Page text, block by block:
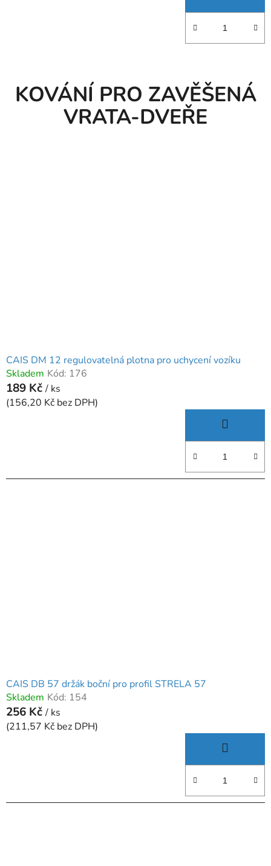
KOVÁNÍ PRO ZAVĚŠENÁ
VRATA-DVEŘE
CAIS DM 12 regulovatelná plotna pro uchycení vozíku
Skladem Kód: 176
189 Kč / ks
(156,20 Kč bez DPH)
CAIS DB 57 držák boční pro profil STRELA 57
Skladem Kód: 154
256 Kč / ks
(211,57 Kč bez DPH)